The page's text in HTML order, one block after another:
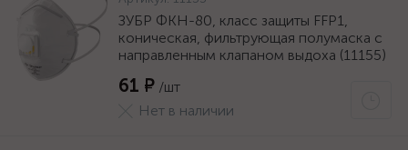
ЗУБР ФКН-80, класс защиты FFP1,
коническая, фильтрующая полумаска с
направленным клапаном выдоха (11155)
61 ₽ /шт
Нет в наличии